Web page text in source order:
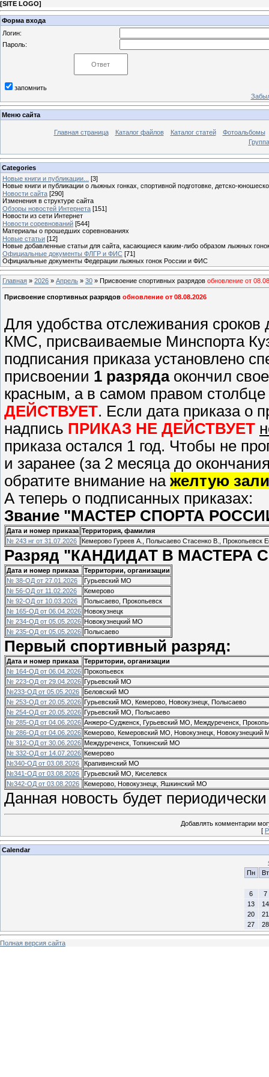
[SITE LOGO]
Форма входа
Логин:
Пароль:
запомнить
Меню сайта
Главная страница Каталог файлов Каталог статей
Фотоальбомы
Categories
Новые книги и публикации...
[3]
Новые книги и публикации о лыжных гонках, спортивной подготовке, детско-
Новости сайта [290]
Изменения в структуре сайта
Обзоры новостей Интернета [151]
Новости из сети Интернет
Новости соревнований [544]
Материалы о прошедших соревнованиях
Новые статьи [12]
Новые добавленные статьи для сайта, касающиеся каким-либо образом лыжных
Официальные документы ФЛГР и ФИС [71]
Официальные документы Федерации лыжных гонок России и ФИС
Главная » 2026 » Апрель » 30 » Присвоение спортивных разрядов обновление от
Присвоение спортивных разрядов обновление от 08.08.2026
Для удобства отслеживания
КМС, присваиваемые Минспорта
подписания приказа установлено
присвоении 1 разрядаокончил
красным, а в самом правом
ДЕЙСТВУЕТ. Если дата приказа о
надпись ПРИКАЗ НЕ ДЕЙСТВУЕТ
приказа остался 1 год. Чтобы не
и заранее (за 2 месяца до
обратите внимание на желтую
А теперь о подписанных приказах:
Звание "МАСТЕР СПОРТА
Дата и номер приказа Территория, фамилия
№ 243 нг от 31.07.2026
Кемерово Гуреев А., Полысаево Стасенко В., Прокопьевск
Разряд "КАНДИДАТ В МАСТЕРА
Дата и номер приказа
Территории, организации
№ 38-ОД от 27.01.2026
Гурьевский МО
№ 56-ОД от 11.02.2026
Кемерово
№ 92-ОД от 10.03.2026
Полысаево, Прокопьевск
№ 165-ОД от 06.04.2026 Новокузнецк
№ 234-ОД от 05.05.2026 Новокузнецкий МО
№ 235-ОД от 05.05.2026 Полысаево
Первый спортивный разряд:
Дата и номер приказа
Территории, организации
№ 164-ОД от 06.04.2026 Прокопьевск
№ 223-ОД от 29.04.2026 Гурьевский МО
№233-ОД от 05.05.2026
Беловский МО
№ 253-ОД от 20.05.2026 Гурьевский МО, Кемерово, Новокузнецк, Полысаево
№ 254-ОД от 20.05.2026 Гурьевский МО, Полысаево
№ 285-ОД от 04.06.2026 Анжеро-Судженск, Гурьевский МО, Междуреченск,
№ 286-ОД от 04.06.2026 Кемерово, Кемеровский МО, Новокузнецк,
№ 312-ОД от 30.06.2026 Междуреченск, Топкинский МО
№ 332-ОД от 14.07.2026 Кемерово
№340-ОД от 03.08.2026
Крапивинский МО
№341-ОД от 03.08.2026
Гурьевский МО, Киселевск
№342-ОД от 03.08.2026
Кемерово, Новокузнецк, Яшкинский МО
Данная новость будет
Добавлять комментарии
[
Calendar
Пн
Вт
6
7
13
14
20
21
27
28
Полная версия сайта